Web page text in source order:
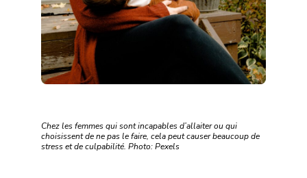
Chez les femmes qui sont incapables d’allaiter ou qui
choisissent de ne pas le faire, cela peut causer beaucoup de
stress et de culpabilité. Photo: Pexels